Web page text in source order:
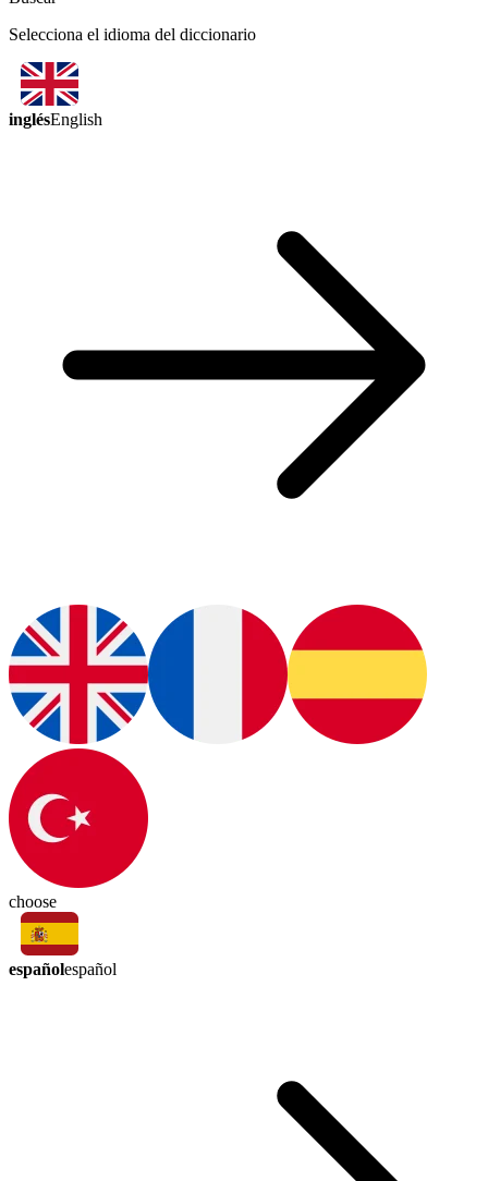
Selecciona el idioma del diccionario
inglésEnglish
choose
españolespañol